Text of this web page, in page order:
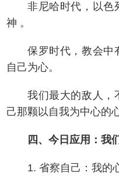
非尼哈时代，以色
神 。
保罗时代，教会中
自己为心。
我们最大的敌人，
己那颗以自我为中心的心
四、今日应用：我
1. 省察自己：我的